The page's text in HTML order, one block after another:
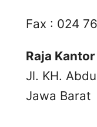
Fax : 024
Raja
Jl. KH.
Jawa Barat